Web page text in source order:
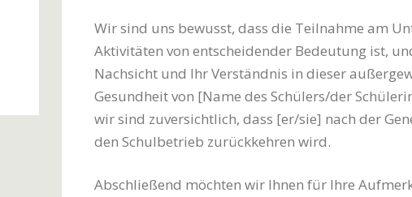
Wir sind uns bewusst, dass die Teilnahme am
Aktivitäten von entscheidender Bedeutung ist,
Nachsicht und Ihr Verständnis in dieser
Gesundheit von [Name des Schülers/der
wir sind zuversichtlich, dass [er/sie] nach der
den Schulbetrieb zurückkehren wird.
Abschließend möchten wir Ihnen für Ihre